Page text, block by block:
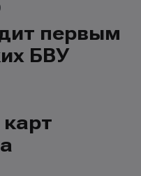
первым
БВУ